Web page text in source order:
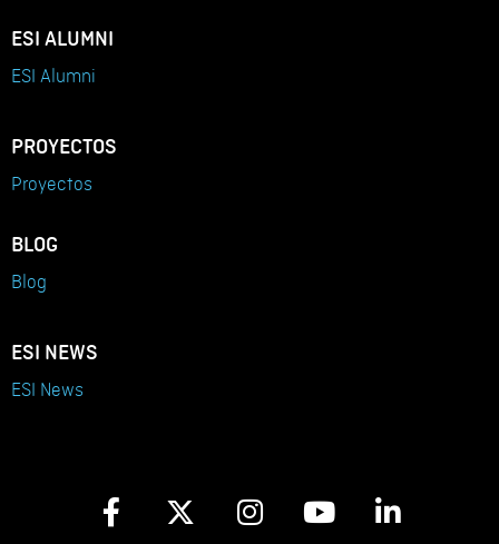
ESI ALUMNI
ESI Alumni
PROYECTOS
Proyectos
BLOG
Blog
ESI NEWS
ESI News